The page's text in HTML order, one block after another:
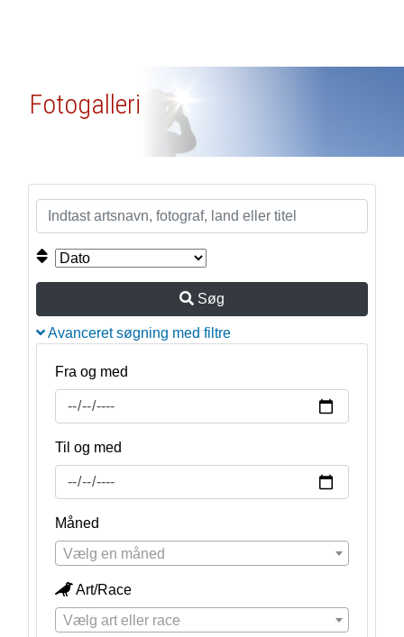
Fotogalleri
Søg
Avanceret søgning med filtre
Fra og med
Til og med
Måned
Vælg en måned
Art/Race
Vælg art eller race